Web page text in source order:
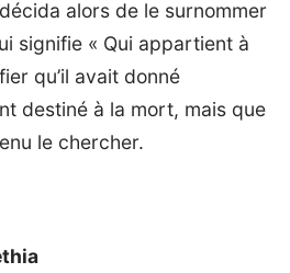
alors de le surnommer
signifie « Qui appartient à
qu’il avait donné
destiné à la mort, mais que
le chercher.